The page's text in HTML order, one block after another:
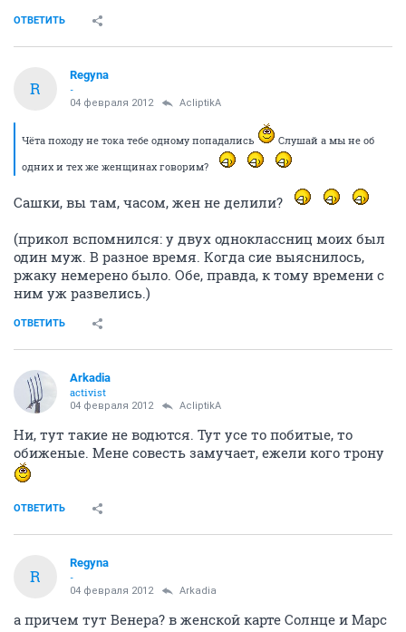
ОТВЕТИТЬ
R
Regyna
-
04 февраля 2012 AcliptikA
Чёта походу не тока тебе одному попадались
Слушай а мы не об
одних и тех же женщинах говорим?
Сашки, вы там, часом, жен не делили?
(прикол вспомнился: у двух одноклассниц моих был
один муж. В разное время. Когда сие выяснилось,
ржаку немерено было. Обе, правда, к тому времени с
ним уж развелись.)
ОТВЕТИТЬ
Arkadia
activist
04 февраля 2012 AcliptikA
Ни, тут такие не водются. Тут усе то побитые, то
обиженые. Мене совесть замучает, ежели кого трону
ОТВЕТИТЬ
R
Regyna
-
04 февраля 2012 Arkadia
а причем тут Венера? в женской карте Солнце и Марс